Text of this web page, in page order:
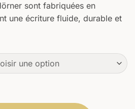
sont fabriquées en
une écriture fluide, durable et
à bille